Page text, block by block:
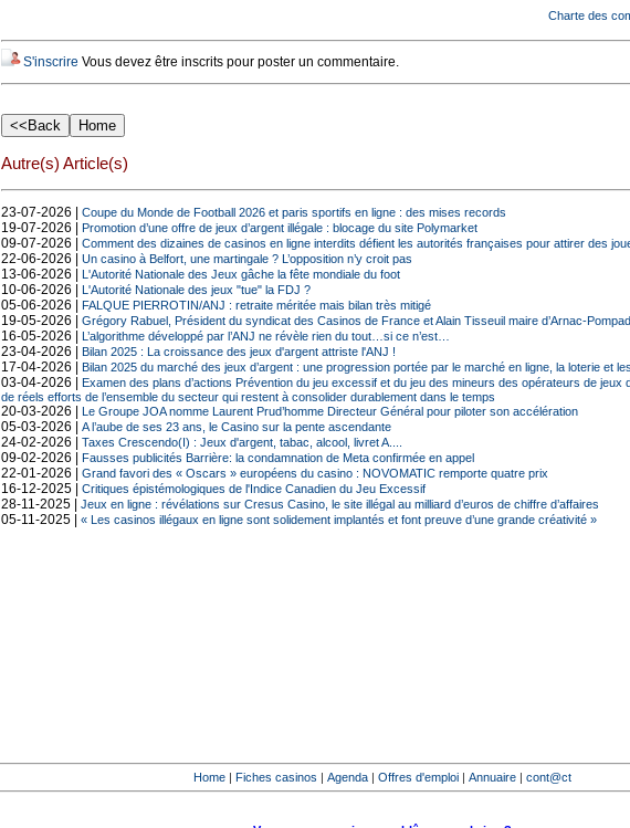
Charte des
S'inscrire Vous devez être inscrits pour poster un commentaire.
Autre(s) Article(s)
23-07-2026 | Coupe du Monde de Football 2026 et paris sportifs en ligne : des mises records
19-07-2026 | Promotion d’une offre de jeux d’argent illégale : blocage du site Polymarket
09-07-2026 | Comment des dizaines de casinos en ligne interdits défient les autorités françaises pour attirer des
22-06-2026 | Un casino à Belfort, une martingale ? L’opposition n’y croit pas
13-06-2026 | L'Autorité Nationale des Jeux gâche la fête mondiale du foot
10-06-2026 | L'Autorité Nationale des jeux "tue" la FDJ ?
05-06-2026 | FALQUE PIERROTIN/ANJ : retraite méritée mais bilan très mitigé
19-05-2026 | Grégory Rabuel, Président du syndicat des Casinos de France et Alain Tisseuil maire d’Arnac-
16-05-2026 | L’algorithme développé par l’ANJ ne révèle rien du tout…si ce n’est…
23-04-2026 | Bilan 2025 : La croissance des jeux d'argent attriste l'ANJ !
17-04-2026 | Bilan 2025 du marché des jeux d’argent : une progression portée par le marché en ligne, la loterie et
03-04-2026 |
Examen des plans d’actions Prévention du jeu excessif et du jeu des mineurs des opérateurs de jeux
de réels efforts de l’ensemble du secteur qui restent à consolider durablement dans le temps
20-03-2026 | Le Groupe JOA nomme Laurent Prud’homme Directeur Général pour piloter son accélération
05-03-2026 | A l’aube de ses 23 ans, le Casino sur la pente ascendante
24-02-2026 | Taxes Crescendo(I) : Jeux d'argent, tabac, alcool, livret A....
09-02-2026 | Fausses publicités Barrière: la condamnation de Meta confirmée en appel
22-01-2026 | Grand favori des « Oscars » européens du casino : NOVOMATIC remporte quatre prix
16-12-2025 | Critiques épistémologiques de l'Indice Canadien du Jeu Excessif
28-11-2025 | Jeux en ligne : révélations sur Cresus Casino, le site illégal au milliard d’euros de chiffre d’affaires
05-11-2025 | « Les casinos illégaux en ligne sont solidement implantés et font preuve d’une grande créativité »
Home | Fiches casinos | Agenda | Offres d'emploi | Annuaire | cont@ct